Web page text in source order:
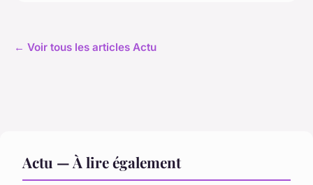
← Voir tous les articles Actu
Actu — À lire également